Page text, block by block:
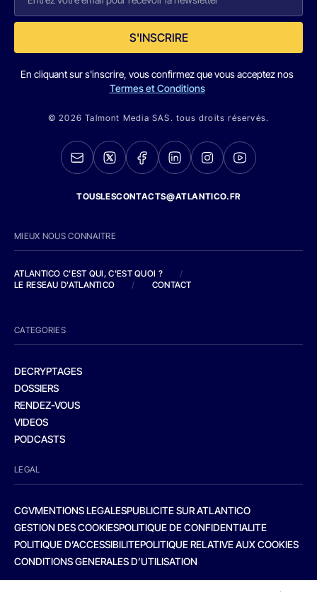
S'INSCRIRE
En cliquant sur s'inscrire, vous confirmez que vous acceptez nos
Termes et Conditions
© 2026 Talmont Media SAS. tous droits réservés.
TOUSLESCONTACTS@ATLANTICO.FR
MIEUX NOUS CONNAITRE
ATLANTICO C'EST QUI, C'EST QUOI ?
/
LE RESEAU D'ATLANTICO
/ CONTACT
CATEGORIES
DECRYPTAGES
DOSSIERS
RENDEZ-VOUS
VIDEOS
PODCASTS
LEGAL
CGVMENTIONS LEGALESPUBLICITE SUR ATLANTICO
GESTION DES COOKIESPOLITIQUE DE CONFIDENTIALITE
POLITIQUE D’ACCESSIBILITEPOLITIQUE RELATIVE AUX COOKIES
CONDITIONS GENERALES D’UTILISATION